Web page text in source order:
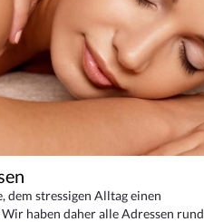
dem stressigen Alltag einen
haben daher alle Adressen rund